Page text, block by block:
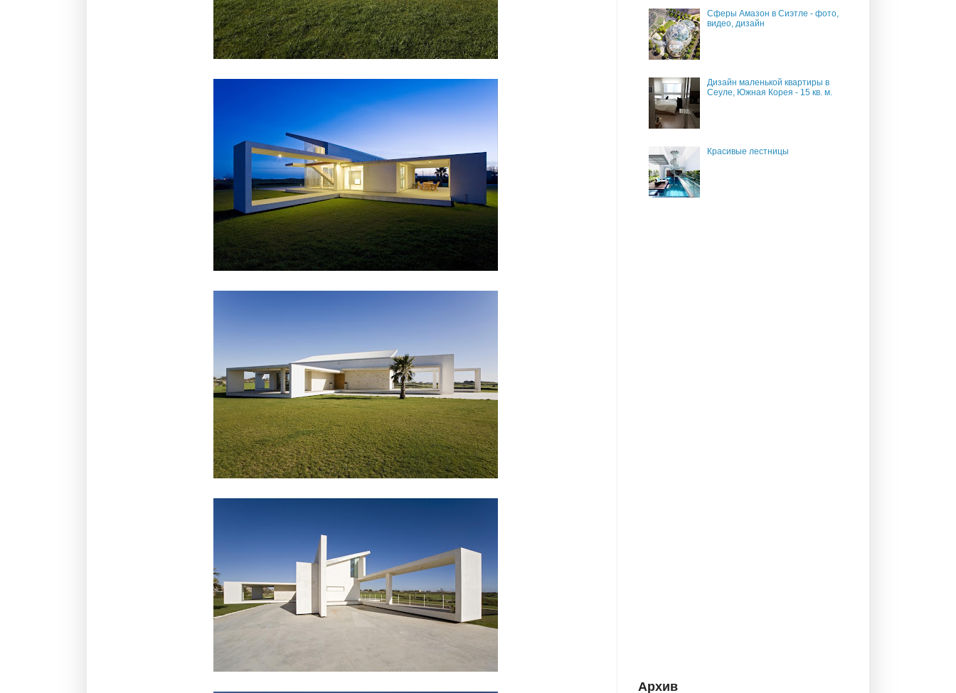
Сферы Амазон в Сиэтле - фото,
видео, дизайн
Дизайн маленькой квартиры в
Сеуле, Южная Корея - 15 кв. м.
Красивые лестницы
Архив